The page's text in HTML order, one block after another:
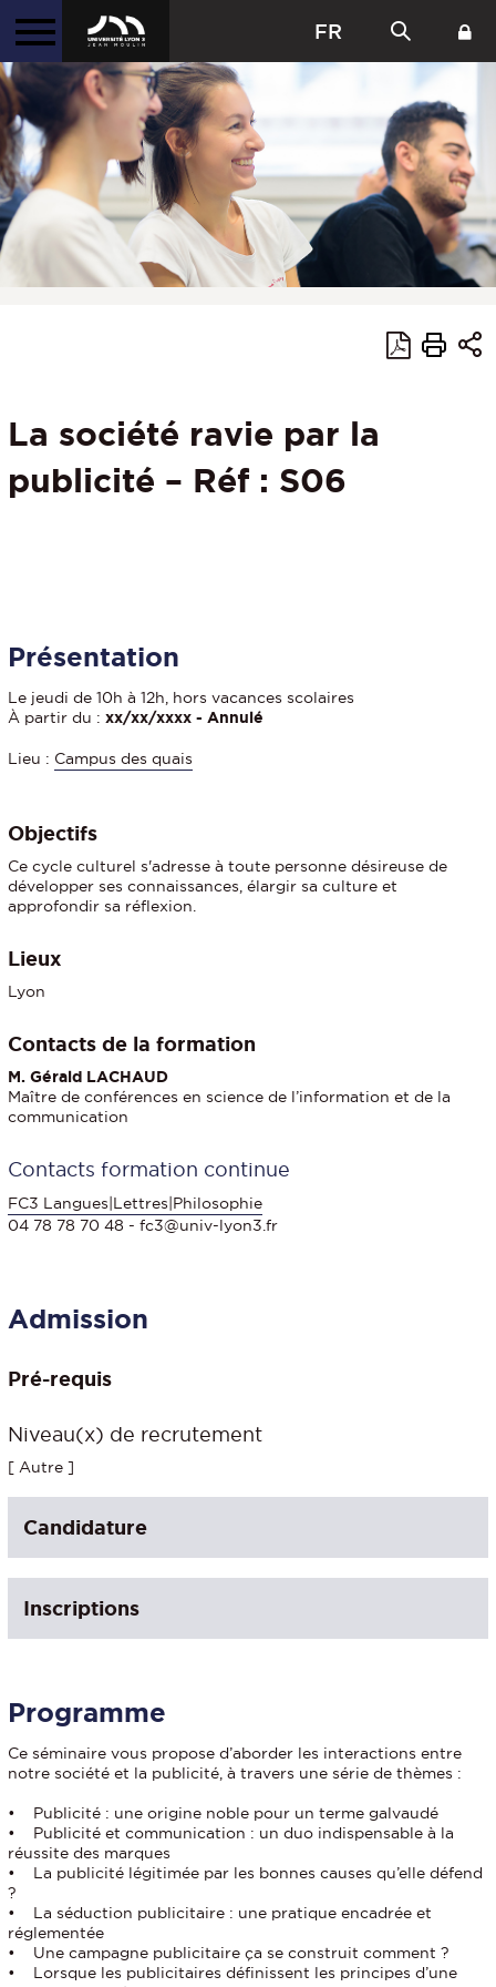
FR
La société ravie par la
publicité – Réf : S06
Présentation
Le jeudi de 10h à 12h, hors vacances scolaires
À partir du : xx/xx/xxxx - Annulé
Lieu : Campus des quais
Objectifs
Ce cycle culturel s'adresse à toute personne désireuse de
développer ses connaissances, élargir sa culture et
approfondir sa réflexion.
Lieux
Lyon
Contacts de la formation
M. Gérald LACHAUD
Maître de conférences en science de l’information et de la
communication
Contacts formation continue
FC3 Langues|Lettres|Philosophie
04 78 78 70 48 - fc3@univ-lyon3.fr
Admission
Pré-requis
Niveau(x) de recrutement
[ Autre ]
Candidature
Inscriptions
Programme
Ce séminaire vous propose d’aborder les interactions entre
notre société et la publicité, à travers une série de thèmes :
• Publicité : une origine noble pour un terme galvaudé
• Publicité et communication : un duo indispensable à la
réussite des marques
• La publicité légitimée par les bonnes causes qu’elle défend
?
• La séduction publicitaire : une pratique encadrée et
réglementée
• Une campagne publicitaire ça se construit comment ?
• Lorsque les publicitaires définissent les principes d’une